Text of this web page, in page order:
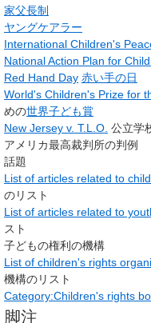
家父長制
ヤングケアラー
International Children's
National Action Plan for
Red Hand Day 赤い手の日
World's Children's Prize for
めの世界子ども賞
New Jersey v. T.L.O. 公立学
アメリカ最高裁判所の判例
話題
List of articles related to
のリスト
List of articles related to
スト
子どもの権利の機構
List of children's rights
機構のリスト
Category:Children's rights
脚注